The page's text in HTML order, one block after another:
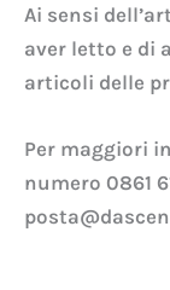
Ai sensi
aver letto e di
articoli delle
Per maggiori
numero 0861